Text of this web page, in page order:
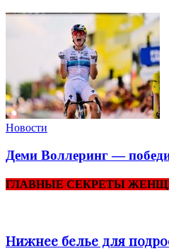
Новости
Деми Воллеринг —
ГЛАВНЫЕ СЕКРЕТЫ
Нижнее белье для